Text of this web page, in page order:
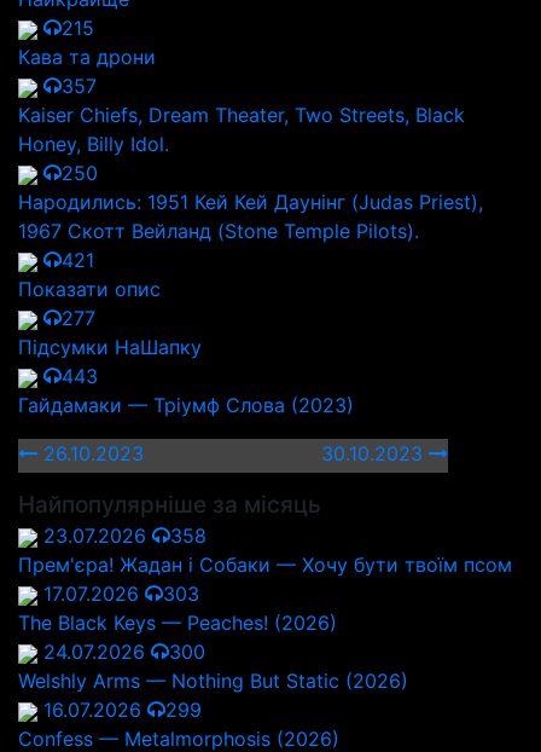
215
Кава та дрони
357
Kaiser Chiefs, Dream Theater, Two Streets, Black
Honey, Billy Idol.
250
Народились: 1951 Кей Кей Даунінг (Judas Priest),
1967 Скотт Вейланд (Stone Temple Pilots).
421
Показати опис
277
Підсумки НаШапку
443
Гайдамаки — Тріумф Слова (2023)
26.10.2023
30.10.2023
Найпопулярніше за місяць
23.07.2026
358
Прем'єра! Жадан і Собаки — Хочу бути твоїм псом
17.07.2026
303
The Black Keys — Peaches! (2026)
24.07.2026
300
Welshly Arms — Nothing But Static (2026)
16.07.2026
299
Confess — Metalmorphosis (2026)